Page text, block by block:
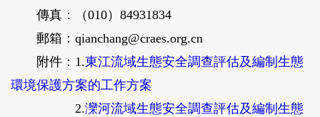
傳真：（010）84931834
郵箱：qianchang@craes.org.cn
附件：1.東江流域生態安全調查評估及編制生態
環境保護方案的工作方案
2.灤河流域生態安全調查評估及編制生態